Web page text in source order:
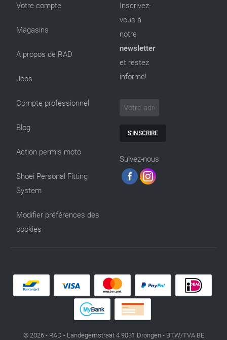
Votre compte
Magasins
A propos de RAD
Jobs
Compte professionnel
Blog
Action permis moto
Shoei Personal Fitting
System
Modifier préférences des
cookies
Inscrivez-
vous à
notre
newsletter
et restez
informé!
S'INSCRIRE
Suivez-nous
© 2026 - RAD - Landegemstraat 4 9031 Drongen - BTW/TVA BE